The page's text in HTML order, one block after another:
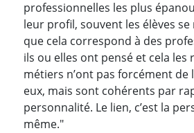
professionnelles les plus
leur profil, souvent les élèves
que cela correspond à des
ils ou elles ont pensé et cela les
métiers n’ont pas forcément
eux, mais sont cohérents par
personnalité. Le lien, c’est la
même."